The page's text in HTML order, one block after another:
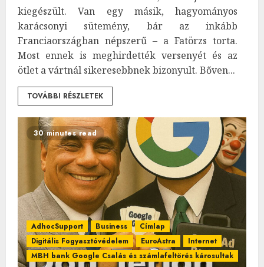
kiegészült. Van egy másik, hagyományos
karácsonyi sütemény, bár az inkább
Franciaországban népszerű – a Fatörzs torta.
Most ennek is meghirdették versenyét és az
ötlet a vártnál sikeresebbnek bizonyult. Bőven...
TOVÁBBI RÉSZLETEK
30 minutes read
AdhocSupport Business
Címlap
Digitális Fogyasztóvédelem
EuroAstra
Internet
MBH bank Google Csalás és számlafeltörés károsultak